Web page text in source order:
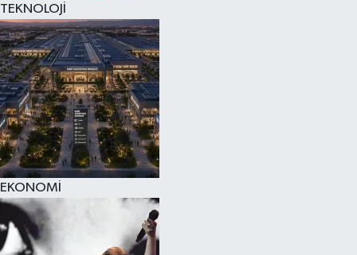
TEKNOLOJİ
EKONOMİ